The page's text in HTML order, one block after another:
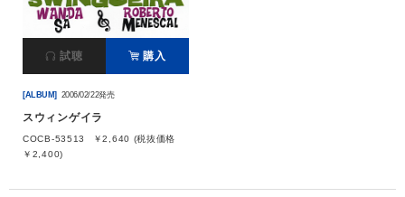
サイトマップ
お問い合わせ
試聴 購入
[ALBUM] 2006/02/22発売
スウィンゲイラ
COCB-53513
￥2,640 (税抜価格
￥2,400)